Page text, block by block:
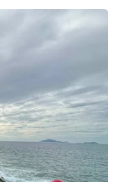
để tới cửa khẩu
AFP/TTXVN)
Mỹ (CBP) ngày
người di cư